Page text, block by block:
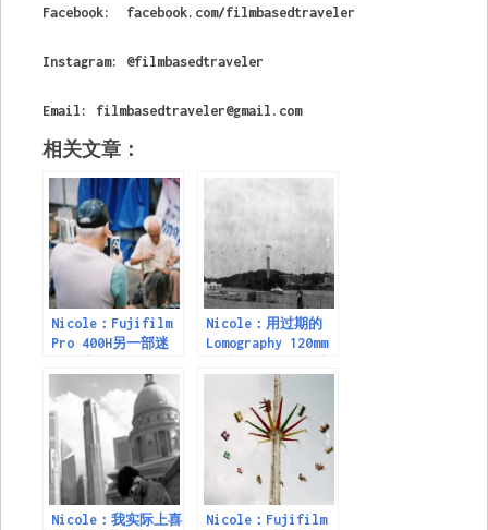
Facebook: facebook.com/filmbasedtraveler
Instagram: @filmbasedtraveler
Email: filmbasedtraveler@gmail.com
相关文章：
Nicole：Fujifilm
Pro 400H另一部迷
Nicole：用过期的
Lomography 120mm
Nicole：我实际上喜
Nicole：Fujifilm